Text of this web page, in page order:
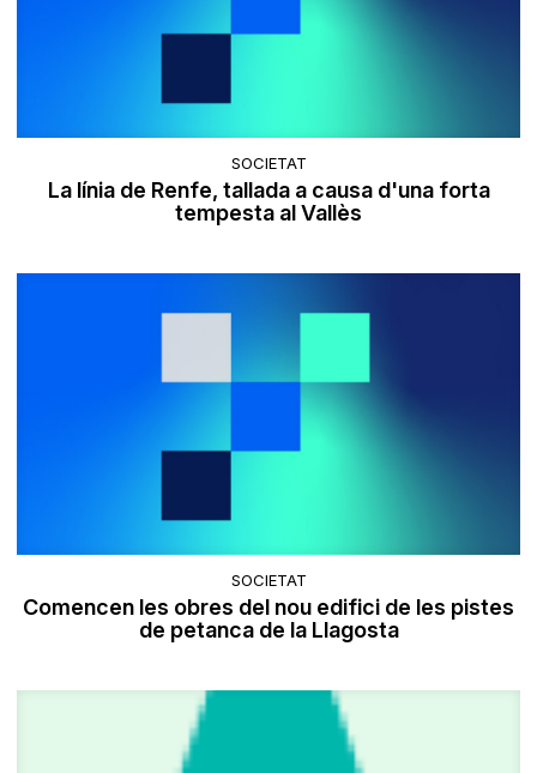
SOCIETAT
La línia de Renfe, tallada a causa d'una forta
tempesta al Vallès
SOCIETAT
Comencen les obres del nou edifici de les pistes
de petanca de la Llagosta